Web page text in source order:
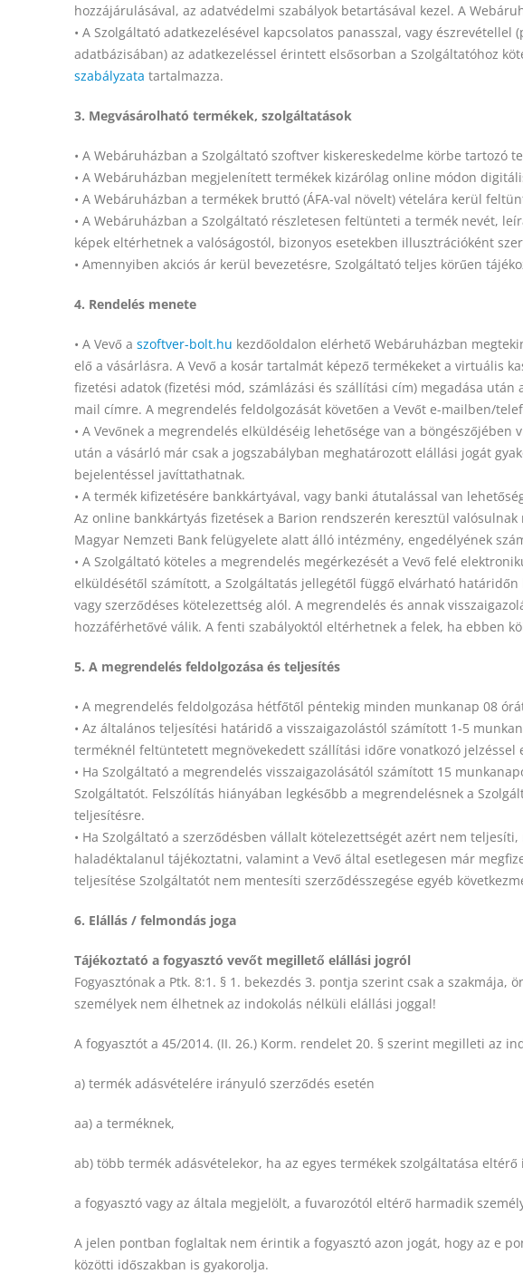
hozzájárulásával, az adatvédelmi szabályok betartásával kezel. A
• A Szolgáltató adatkezelésével kapcsolatos panasszal, vagy
adatbázisában) az adatkezeléssel érintett elsősorban a Szolgáltatóhoz
szabályzata tartalmazza.
3. Megvásárolható termékek, szolgáltatások
• A Webáruházban a Szolgáltató szoftver kiskereskedelme körbe tartozó
• A Webáruházban megjelenített termékek kizárólag online módon
• A Webáruházban a termékek bruttó (ÁFA-val növelt) vételára kerül
• A Webáruházban a Szolgáltató részletesen feltünteti a termék nevét,
képek eltérhetnek a valóságostól, bizonyos esetekben illusztrációként
• Amennyiben akciós ár kerül bevezetésre, Szolgáltató teljes körűen
4. Rendelés menete
• A Vevő a szoftver-bolt.hu kezdőoldalon elérhető Webáruházban
elő a vásárlásra. A Vevő a kosár tartalmát képező termékeket a virtuális
fizetési adatok (fizetési mód, számlázási és szállítási cím) megadása
mail címre. A megrendelés feldolgozását követően a Vevőt e-mailben/
• A Vevőnek a megrendelés elküldéséig lehetősége van a
után a vásárló már csak a jogszabályban meghatározott elállási jogát
bejelentéssel javíttathatnak.
• A termék kifizetésére bankkártyával, vagy banki átutalással van
Az online bankkártyás fizetések a Barion rendszerén keresztül
Magyar Nemzeti Bank felügyelete alatt álló intézmény, engedélyének
• A Szolgáltató köteles a megrendelés megérkezését a Vevő felé
elküldésétől számított, a Szolgáltatás jellegétől függő elvárható
vagy szerződéses kötelezettség alól. A megrendelés és annak
hozzáférhetővé válik. A fenti szabályoktól eltérhetnek a felek, ha ebben
5. A megrendelés feldolgozása és teljesítés
• A megrendelés feldolgozása hétfőtől péntekig minden munkanap 08
• Az általános teljesítési határidő a visszaigazolástól számított 1-5
terméknél feltüntetett megnövekedett szállítási időre vonatkozó
• Ha Szolgáltató a megrendelés visszaigazolásától számított 15
Szolgáltatót. Felszólítás hiányában legkésőbb a megrendelésnek a
teljesítésre.
• Ha Szolgáltató a szerződésben vállalt kötelezettségét azért nem
haladéktalanul tájékoztatni, valamint a Vevő által esetlegesen már
teljesítése Szolgáltatót nem mentesíti szerződésszegése egyéb
6. Elállás / felmondás joga
Tájékoztató a fogyasztó vevőt megillető elállási jogról
Fogyasztónak a Ptk. 8:1. § 1. bekezdés 3. pontja szerint csak a
személyek nem élhetnek az indokolás nélküli elállási joggal!
A fogyasztót a 45/2014. (II. 26.) Korm. rendelet 20. § szerint megilleti az
a) termék adásvételére irányuló szerződés esetén
aa) a terméknek,
ab) több termék adásvételekor, ha az egyes termékek szolgáltatása
a fogyasztó vagy az általa megjelölt, a fuvarozótól eltérő harmadik
A jelen pontban foglaltak nem érintik a fogyasztó azon jogát, hogy az e
közötti időszakban is gyakorolja.